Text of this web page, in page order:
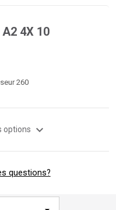
A2 4X 10
260
options expand_more
questions?